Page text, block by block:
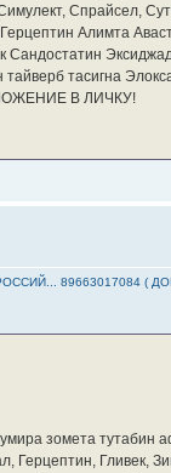
Спрайсел,
Алимта
Сандостатин
тайверб тасигна
В ЛИЧКУ!
89663017084 (
зомета
Герцептин, Гливек,